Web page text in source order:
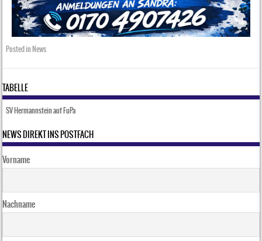
Posted in News
TABELLE
SV Hermannstein auf FuPa
NEWS DIREKT INS POSTFACH
Vorname
Nachname